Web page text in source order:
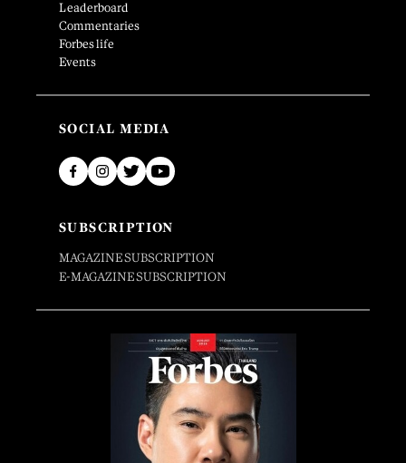
Leaderboard
Commentaries
Forbes life
Events
SOCIAL MEDIA
SUBSCRIPTION
MAGAZINE SUBSCRIPTION
E-MAGAZINE SUBSCRIPTION